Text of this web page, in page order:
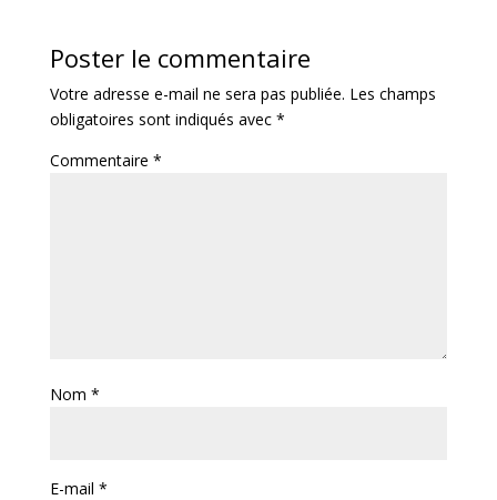
Poster le commentaire
Votre adresse e-mail ne sera pas publiée. Les champs
obligatoires sont indiqués avec *
Commentaire *
Nom *
E-mail *